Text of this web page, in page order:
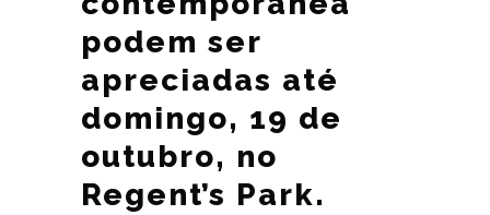
podem ser
apreciadas até
domingo, 19 de
outubro, no
Regent’s Park.